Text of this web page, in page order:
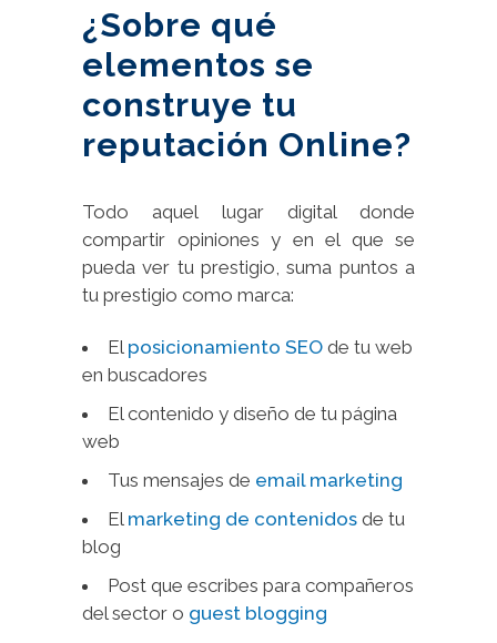
¿Sobre qué
elementos se
construye tu
reputación Online?
Todo aquel lugar digital donde
compartir opiniones y en el que se
pueda ver tu prestigio, suma puntos a
tu prestigio como marca:
El posicionamiento SEO de tu web
en buscadores
El contenido y diseño de tu página
web
Tus mensajes de email marketing
El marketing de contenidos de tu
blog
Post que escribes para compañeros
del sector o guest blogging